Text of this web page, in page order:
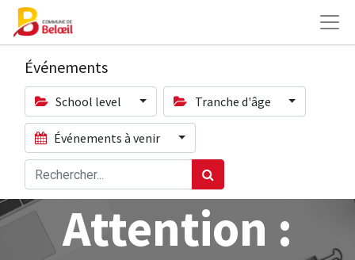
Événements
School level Tranche d'âge
Événements à venir
Attention :